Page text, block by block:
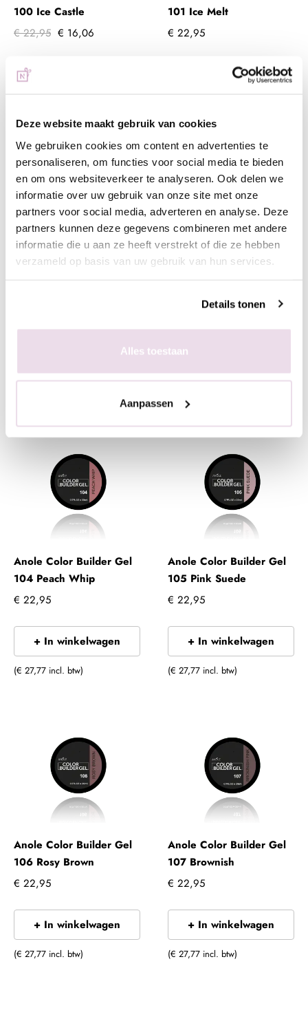
Deze website maakt gebruik van cookies
We gebruiken cookies om content en advertenties te
personaliseren, om functies voor social media te bieden
en om ons websiteverkeer te analyseren. Ook delen we
informatie over uw gebruik van onze site met onze
partners voor social media, adverteren en analyse. Deze
partners kunnen deze gegevens combineren met andere
informatie die u aan ze heeft verstrekt of die ze hebben
verzameld op basis van uw gebruik van hun services.
Details tonen
Alles toestaan
Aanpassen
100 Ice Castle
€ 22,95 € 16,06
101 Ice Melt
€ 22,95
+ In winkelwagen
Anole Color Builder Gel
104 Peach Whip
€ 22,95
+ In winkelwagen
(€ 27,77 incl. btw)
Anole Color Builder Gel
105 Pink Suede
€ 22,95
+ In winkelwagen
(€ 27,77 incl. btw)
Anole Color Builder Gel
106 Rosy Brown
€ 22,95
+ In winkelwagen
(€ 27,77 incl. btw)
Anole Color Builder Gel
107 Brownish
€ 22,95
+ In winkelwagen
(€ 27,77 incl. btw)